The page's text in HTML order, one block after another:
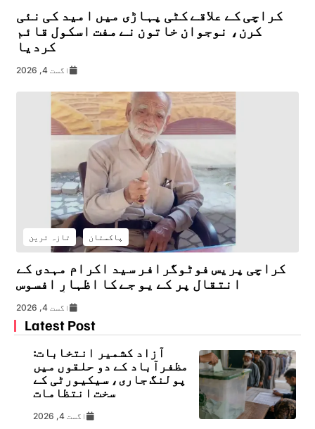
کراچی کے علاقے کٹی پہاڑی میں امید کی نئی
کرن، نوجوان خاتون نے مفت اسکول قائم
کردیا
اگست 4, 2026
پاکستان تازہ ترین
کراچی پریس فوٹوگرافر سید اکرام مہدی کے
انتقال پر کے یو جے کا اظہارِ افسوس
اگست 4, 2026
Latest Post
آزاد کشمیر انتخابات:
مظفرآباد کے دو حلقوں میں
پولنگ جاری، سیکیورٹی کے
سخت انتظامات
اگست 4, 2026